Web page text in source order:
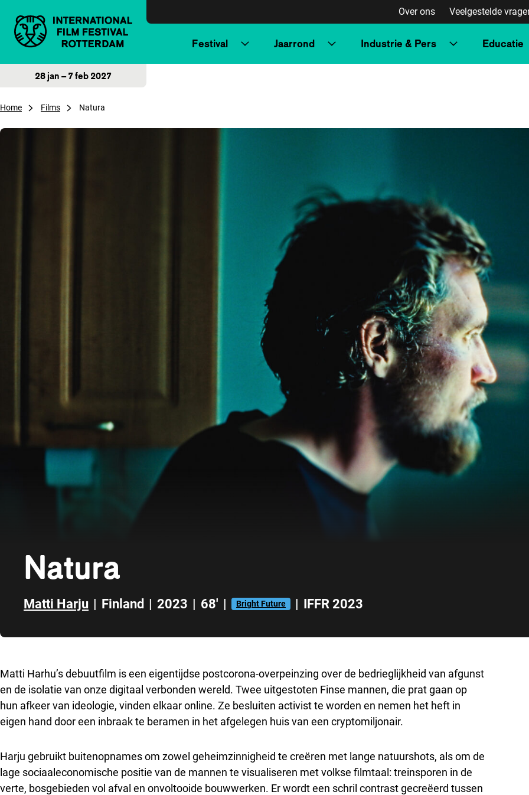
Over ons Veelgestelde
Festival Jaarrond Industrie & Pers Educatie
28 jan – 7 feb 2027
Home Films Natura
Natura
Matti Harju | Finland | 2023 | 68' | Bright Future | IFFR 2023
Matti Harhu’s debuutfilm is een eigentijdse postcorona-overpeinzing over de bedrieglijkheid van afgunst
en de isolatie van onze digitaal verbonden wereld. Twee uitgestoten Finse mannen, die prat gaan op
hun afkeer van ideologie, vinden elkaar online. Ze besluiten activist te worden en nemen het heft in
eigen hand door een inbraak te beramen in het afgelegen huis van een cryptomiljonair.
Harju gebruikt buitenopnames om zowel geheimzinnigheid te creëren met lange natuurshots, als om de
lage sociaaleconomische positie van de mannen te visualiseren met volkse filmtaal: treinsporen in de
verte, bosgebieden vol afval en onvoltooide bouwwerken. Er wordt een schril contrast gecreëerd tussen